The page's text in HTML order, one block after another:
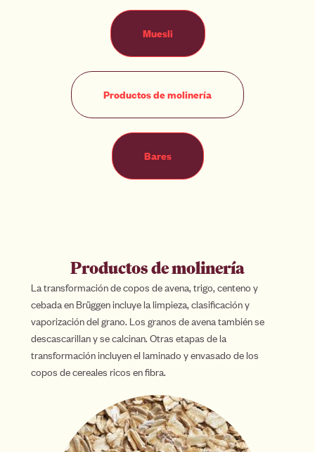
Muesli
Productos de molinería
Bares
Productos de molinería
La transformación de copos de avena, trigo, centeno y
cebada en Brüggen incluye la limpieza, clasificación y
vaporización del grano. Los granos de avena también se
descascarillan y se calcinan. Otras etapas de la
transformación incluyen el laminado y envasado de los
copos de cereales ricos en fibra.